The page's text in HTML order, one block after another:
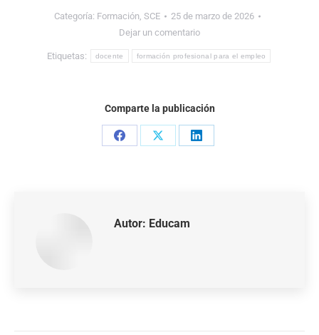
Categoría: Formación, SCE
25 de marzo de 2026
Dejar un comentario
Etiquetas: docente formación profesional para el empleo
Comparte la publicación
Autor: Educam